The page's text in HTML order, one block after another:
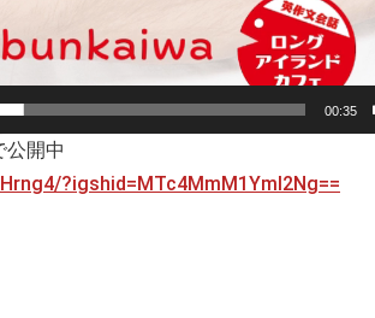
00:35
開中
?igshid=MTc4MmM1YmI2Ng==